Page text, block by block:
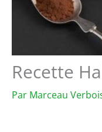
Recette
Par Marceau